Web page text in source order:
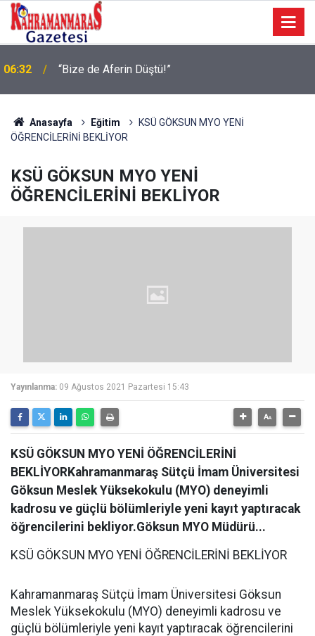
06:32 “Bize de Aferin Düştü!”
06:09
Geleneksel Ağustos Fuarı’nda Eğlence ve Nostalji
Bir Aradaydı
Anasayfa Eğitim
KSÜ GÖKSUN MYO YENİ
ÖĞRENCİLERİNİ BEKLİYOR
KSÜ GÖKSUN MYO YENİ
ÖĞRENCİLERİNİ BEKLİYOR
Yayınlanma: 09 Ağustos 2021 Pazartesi 15:43
KSÜ GÖKSUN MYO YENİ ÖĞRENCİLERİNİ
BEKLİYORKahramanmaraş Sütçü İmam Üniversitesi
Göksun Meslek Yüksekokulu (MYO) deneyimli
kadrosu ve güçlü bölümleriyle yeni kayıt yaptıracak
öğrencilerini bekliyor.Göksun MYO Müdürü...
KSÜ GÖKSUN MYO YENİ ÖĞRENCİLERİNİ BEKLİYOR
Kahramanmaraş Sütçü İmam Üniversitesi Göksun
Meslek Yüksekokulu (MYO) deneyimli kadrosu ve
güçlü bölümleriyle yeni kayıt yaptıracak öğrencilerini